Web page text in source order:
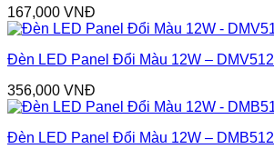
167,000 VNĐ
Đèn LED Panel Đổi Màu 12W – DMV512
356,000 VNĐ
Đèn LED Panel Đổi Màu 12W – DMB512